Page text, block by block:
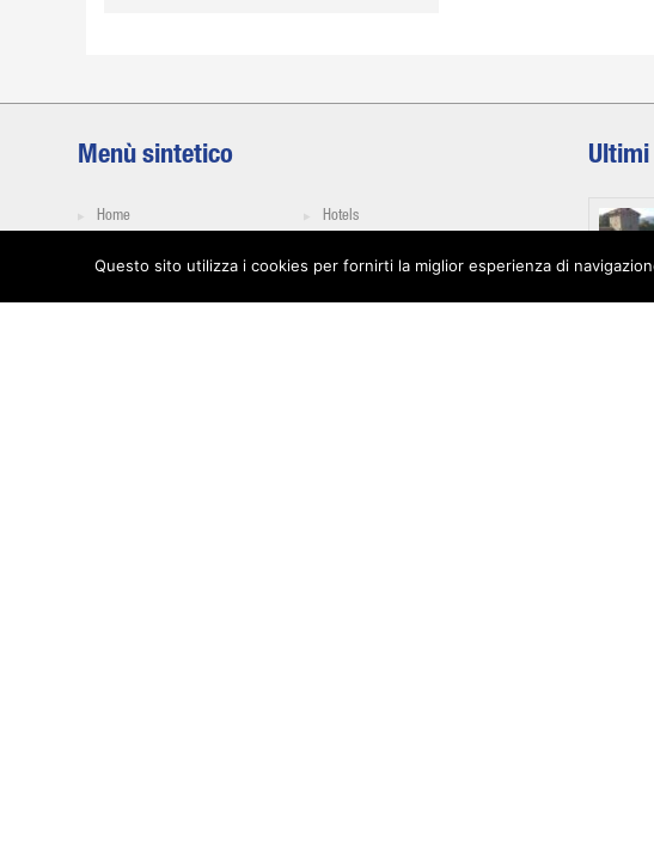
Menù sintetico
Home Hotels
Strada Pacchetti
Questo sito utilizza i cookies per fornirti la miglior esperienza di